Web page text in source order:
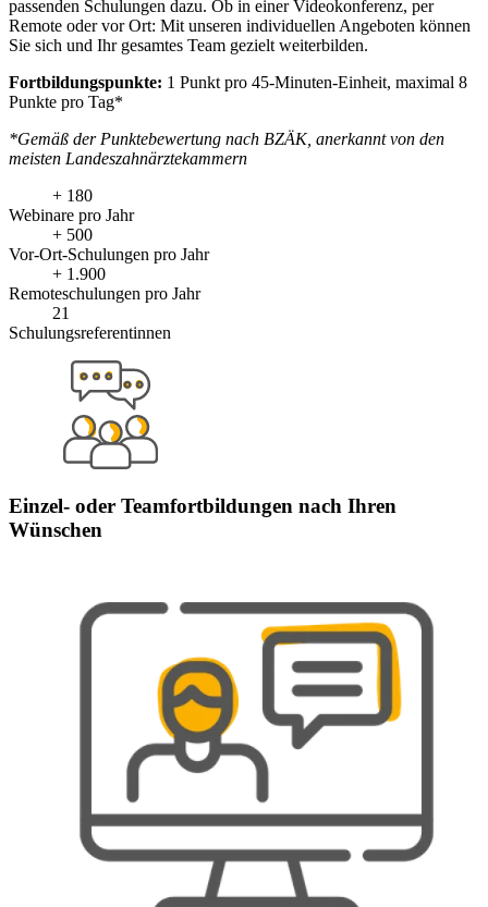
passenden Schulungen dazu. Ob in einer Videokonferenz, per
Remote oder vor Ort: Mit unseren individuellen Angeboten können
Sie sich und Ihr gesamtes Team gezielt weiterbilden.
Fortbildungspunkte: 1 Punkt pro 45-Minuten-Einheit, maximal 8
Punkte pro Tag*
*Gemäß der Punktebewertung nach BZÄK, anerkannt von den
meisten Landeszahnärztekammern
+ 180
Webinare pro Jahr
+ 500
Vor-Ort-Schulungen pro Jahr
+ 1.900
Remoteschulungen pro Jahr
21
Schulungsreferentinnen
Einzel- oder Teamfortbildungen nach Ihren
Wünschen